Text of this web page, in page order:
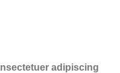
adipiscing